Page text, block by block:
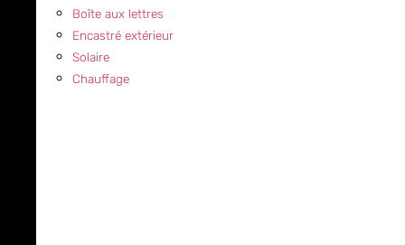
Boîte aux lettres
Encastré extérieur
Solaire
Chauffage